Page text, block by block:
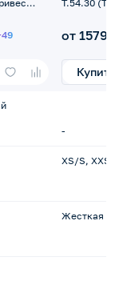
Т.54.30 (Т-
от 1579 ₽
Купить
-
XS/S, XXS/
Жесткая